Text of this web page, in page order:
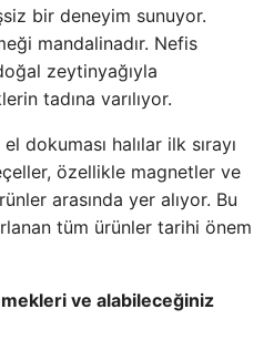
bir deneyim sunuyor.
mandalinadır. Nefis
zeytinyağıyla
tadına varılıyor.
dokuması halılar ilk sırayı
özellikle magnetler ve
arasında yer alıyor. Bu
tüm ürünler tarihi önem
ve alabileceğiniz